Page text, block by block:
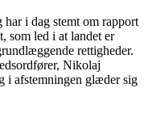
har i dag stemt om rapport
som led i at landet er
rettigheder.
Nikolaj
i afstemningen glæder sig